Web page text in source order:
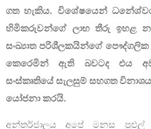
ගත හැකිය. විශේෂයෙන්
හිමිකරුවන්ගේ ලාභ තීරු ඉහළ
සංඛ්‍යාත පරිශීලකයින්ගේ
කෙරෙමින් ඇති බවටද එය
සංස්කෘතියේ සැලසුම් සහගත
යෝජනා කරයි.
අන්තර්ජාලය අපේ මනස පුළුල්